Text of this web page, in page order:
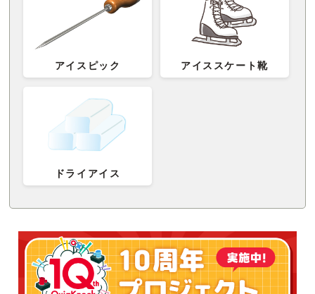
アイスピック アイススケート靴
ドライアイス